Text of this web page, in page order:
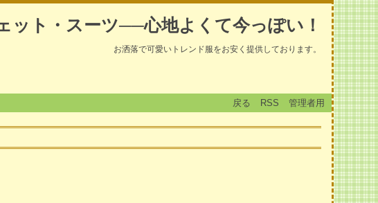
ット・スーツ──心地よくて今っぽい！
お洒落で可愛いトレンド服をお安く提供しております。
戻る RSS 管理者用